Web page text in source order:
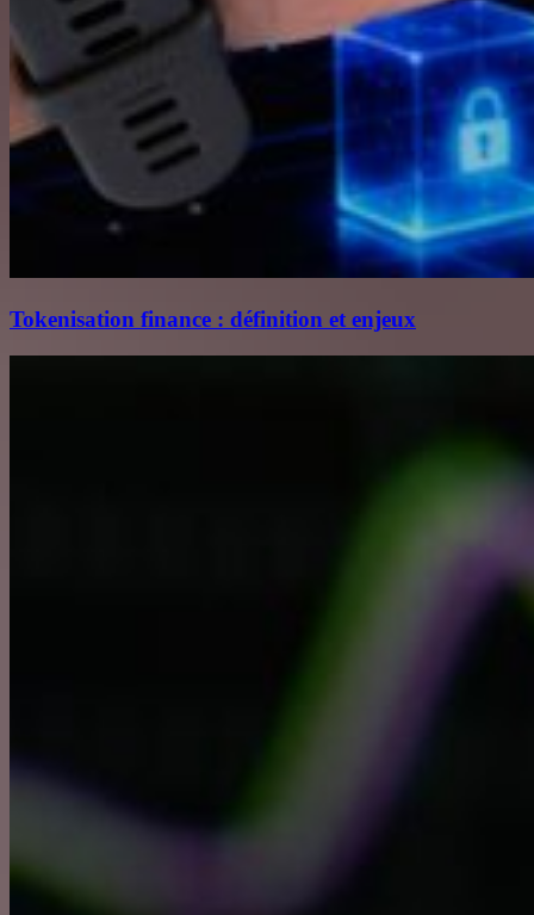
Tokenisation finance : définition et enjeux